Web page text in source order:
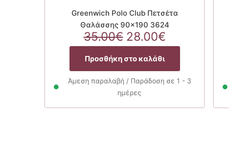
Greenwich Polo Club Πετσέτα
Θαλάσσης 90×190 3624
35.00€ Original
price
was:
35.00€.
28.00€Η
τρέχουσα
είναι:
28.00€.
Προσθήκη στο καλάθι
Άμεση παραλαβή / Παράδοση σε 1 - 3
ημέρες